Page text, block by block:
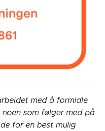
med å formidle
som følger med på
for en best mulig